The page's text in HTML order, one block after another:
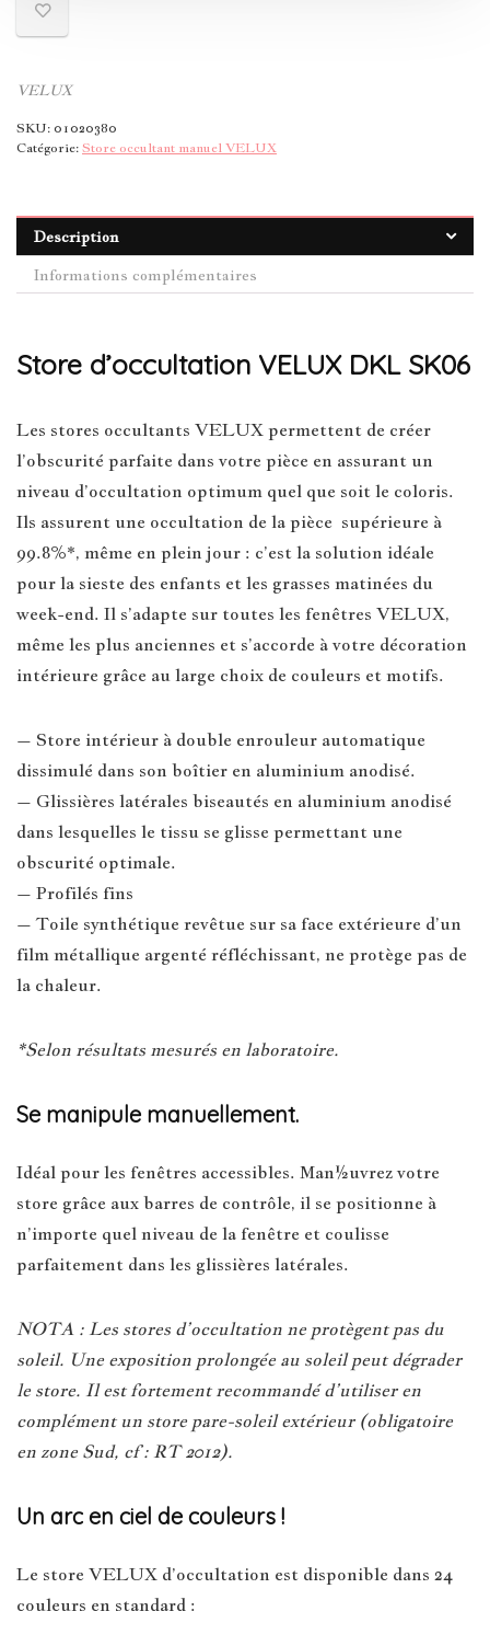
VELUX
SKU:01020380
Catégorie:Store occultant manuel VELUX
Description
Informations complémentaires
Store d’occultation VELUX DKL SK06
Les stores occultants VELUX permettent de créer
l’obscurité parfaite dans votre pièce en assurant un
niveau d’occultation optimum quel que soit le coloris.
Ils assurent une occultation de la pièce supérieure à
99.8%*, même en plein jour : c’est la solution idéale
pour la sieste des enfants et les grasses matinées du
week-end. Il s’adapte sur toutes les fenêtres VELUX,
même les plus anciennes et s’accorde à votre décoration
intérieure grâce au large choix de couleurs et motifs.
– Store intérieur à double enrouleur automatique
dissimulé dans son boîtier en aluminium anodisé.
– Glissières latérales biseautés en aluminium anodisé
dans lesquelles le tissu se glisse permettant une
obscurité optimale.
– Profilés fins
– Toile synthétique revêtue sur sa face extérieure d’un
film métallique argenté réfléchissant, ne protège pas de
la chaleur.
*Selon résultats mesurés en laboratoire.
Se manipule manuellement.
Idéal pour les fenêtres accessibles. Man½uvrez votre
store grâce aux barres de contrôle, il se positionne à
n’importe quel niveau de la fenêtre et coulisse
parfaitement dans les glissières latérales.
NOTA : Les stores d’occultation ne protègent pas du
soleil. Une exposition prolongée au soleil peut dégrader
le store. Il est fortement recommandé d’utiliser en
complément un store pare-soleil extérieur (obligatoire
en zone Sud, cf : RT 2012).
Un arc en ciel de couleurs !
Le store VELUX d’occultation est disponible dans 24
couleurs en standard :